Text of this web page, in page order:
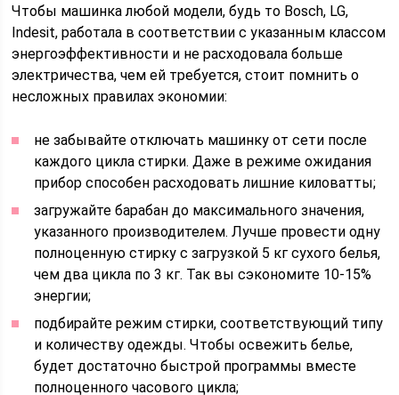
Чтобы машинка любой модели, будь то Bosch, LG,
Indesit, работала в соответствии с указанным классом
энергоэффективности и не расходовала больше
электричества, чем ей требуется, стоит помнить о
несложных правилах экономии:
не забывайте отключать машинку от сети после
каждого цикла стирки. Даже в режиме ожидания
прибор способен расходовать лишние киловатты;
загружайте барабан до максимального значения,
указанного производителем. Лучше провести одну
полноценную стирку с загрузкой 5 кг сухого белья,
чем два цикла по 3 кг. Так вы сэкономите 10-15%
энергии;
подбирайте режим стирки, соответствующий типу
и количеству одежды. Чтобы освежить белье,
будет достаточно быстрой программы вместе
полноценного часового цикла;